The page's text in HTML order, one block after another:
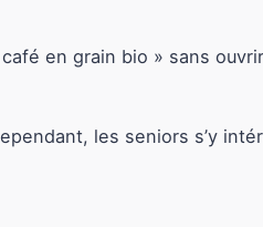
en grain bio » sans
les seniors s’y